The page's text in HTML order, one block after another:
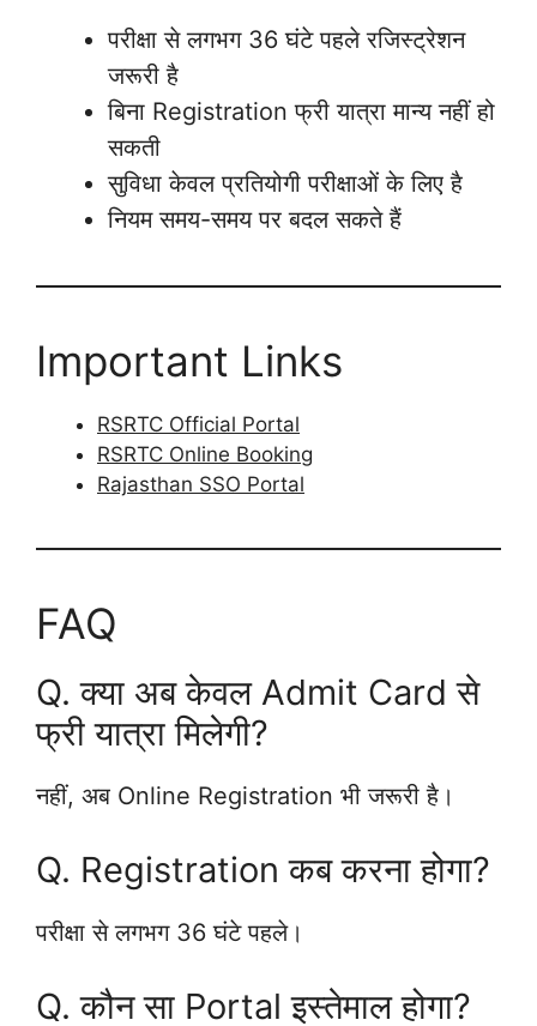
परीक्षा से लगभग 36 घंटे पहले रजिस्ट्रेशन
जरूरी है
बिना Registration फ्री यात्रा मान्य नहीं हो
सकती
सुविधा केवल प्रतियोगी परीक्षाओं के लिए है
नियम समय-समय पर बदल सकते हैं
Important Links
RSRTC Official Portal
RSRTC Online Booking
Rajasthan SSO Portal
FAQ
Q. क्या अब केवल Admit Card से
फ्री यात्रा मिलेगी?
नहीं, अब Online Registration भी जरूरी है।
Q. Registration कब करना होगा?
परीक्षा से लगभग 36 घंटे पहले।
Q. कौन सा Portal इस्तेमाल होगा?